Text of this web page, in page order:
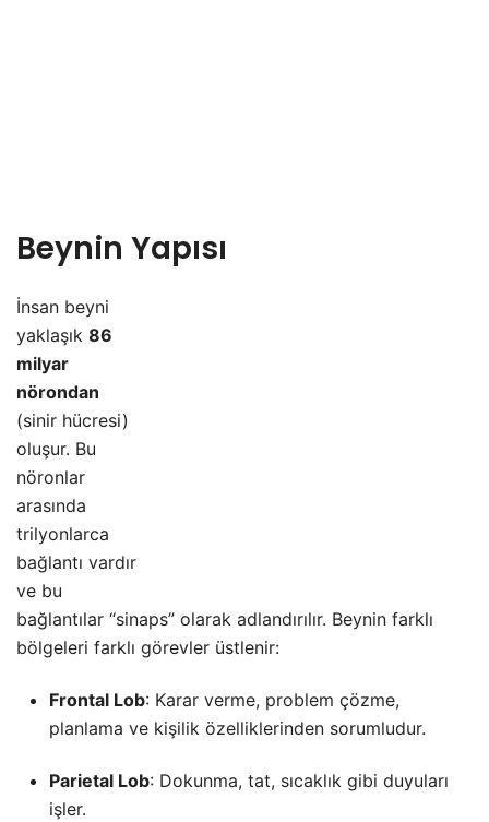
Beynin Yapısı
İnsan beyni
yaklaşık 86
milyar
nörondan
(sinir hücresi)
oluşur. Bu
nöronlar
arasında
trilyonlarca
bağlantı vardır
ve bu
bağlantılar “sinaps” olarak adlandırılır. Beynin farklı
bölgeleri farklı görevler üstlenir:
Frontal Lob: Karar verme, problem çözme,
planlama ve kişilik özelliklerinden sorumludur.
Parietal Lob: Dokunma, tat, sıcaklık gibi duyuları
işler.